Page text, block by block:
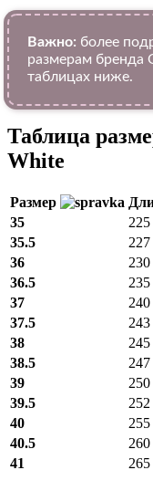
Важно: более
размерам
таблицах ниже.
Таблица
White
Размер
35
225
35.5
227
36
230
36.5
235
37
240
37.5
243
38
245
38.5
247
39
250
39.5
252
40
255
40.5
260
41
265